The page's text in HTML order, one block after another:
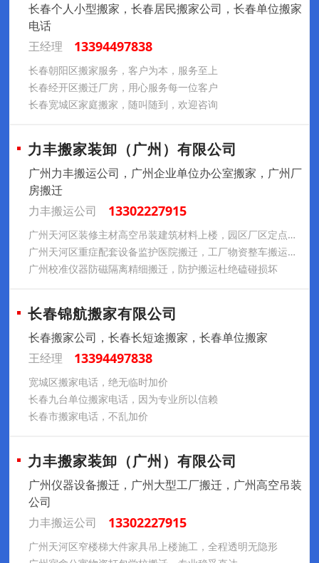
长春个人小型搬家，长春居民搬家公司，长春单位搬家
电话
王经理
13394497838
长春朝阳区搬家服务，客户为本，服务至上
长春经开区搬迁厂房，用心服务每一位客户
长春宽城区家庭搬家，随叫随到，欢迎咨询
力丰搬家装卸（广州）有限公司
广州力丰搬运公司，广州企业单位办公室搬家，广州厂
房搬迁
力丰搬运公司
13302227915
广州天河区装修主材高空吊装建筑材料上楼，园区厂区定点搬运落地
广州天河区重症配套设备监护医院搬迁，工厂物资整车搬运专业上门
广州校准仪器防磁隔离精细搬迁，防护搬运杜绝磕碰损坏
长春锦航搬家有限公司
长春搬家公司，长春长短途搬家，长春单位搬家
王经理
13394497838
宽城区搬家电话，绝无临时加价
长春九台单位搬家电话，因为专业所以信赖
长春市搬家电话，不乱加价
力丰搬家装卸（广州）有限公司
广州仪器设备搬迁，广州大型工厂搬迁，广州高空吊装
公司
力丰搬运公司
13302227915
广州天河区窄楼梯大件家具吊上楼施工，全程透明无隐形​